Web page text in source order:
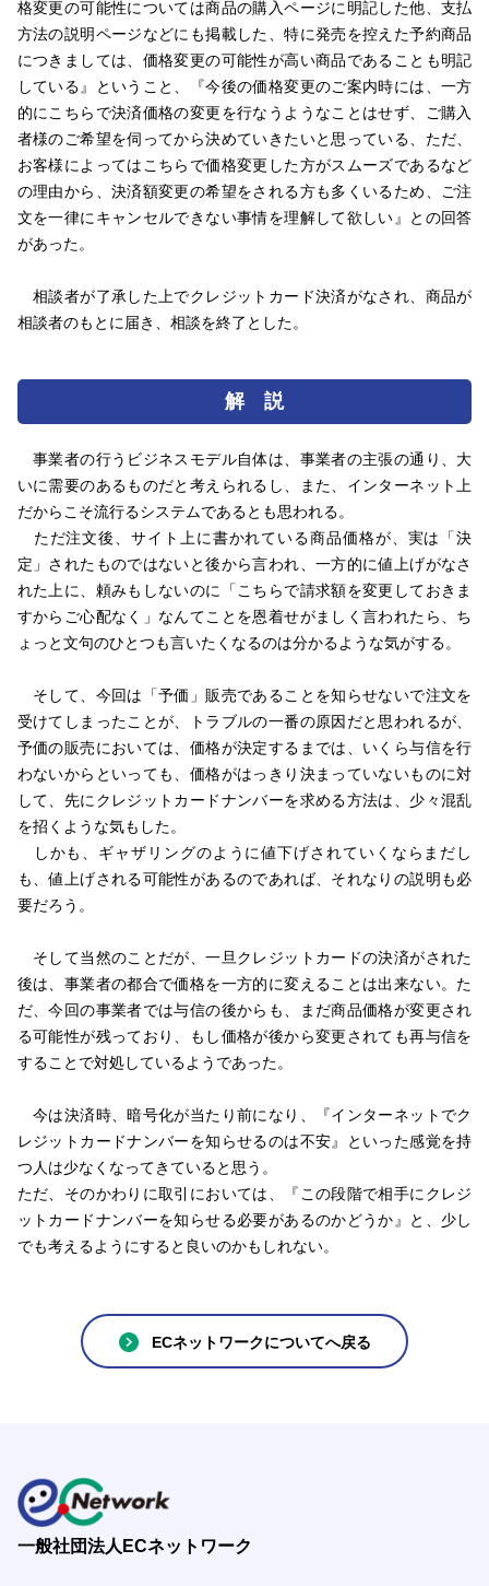
格変更の可能性については商品の購入ページに明記した他、支払
方法の説明ページなどにも掲載した、特に発売を控えた予約商品
につきましては、価格変更の可能性が高い商品であることも明記
している』ということ、『今後の価格変更のご案内時には、一方
的にこちらで決済価格の変更を行なうようなことはせず、ご購入
者様のご希望を伺ってから決めていきたいと思っている、ただ、
お客様によってはこちらで価格変更した方がスムーズであるなど
の理由から、決済額変更の希望をされる方も多くいるため、ご注
文を一律にキャンセルできない事情を理解して欲しい』との回答
があった。
相談者が了承した上でクレジットカード決済がなされ、商品が
相談者のもとに届き、相談を終了とした。
解 説
事業者の行うビジネスモデル自体は、事業者の主張の通り、大
いに需要のあるものだと考えられるし、また、インターネット上
だからこそ流行るシステムであるとも思われる。
ただ注文後、サイト上に書かれている商品価格が、実は「決
定」されたものではないと後から言われ、一方的に値上げがなさ
れた上に、頼みもしないのに「こちらで請求額を変更しておきま
すからご心配なく」なんてことを恩着せがましく言われたら、ち
ょっと文句のひとつも言いたくなるのは分かるような気がする。
そして、今回は「予価」販売であることを知らせないで注文を
受けてしまったことが、トラブルの一番の原因だと思われるが、
予価の販売においては、価格が決定するまでは、いくら与信を行
わないからといっても、価格がはっきり決まっていないものに対
して、先にクレジットカードナンバーを求める方法は、少々混乱
を招くような気もした。
しかも、ギャザリングのように値下げされていくならまだし
も、値上げされる可能性があるのであれば、それなりの説明も必
要だろう。
そして当然のことだが、一旦クレジットカードの決済がされた
後は、事業者の都合で価格を一方的に変えることは出来ない。た
だ、今回の事業者では与信の後からも、まだ商品価格が変更され
る可能性が残っており、もし価格が後から変更されても再与信を
することで対処しているようであった。
今は決済時、暗号化が当たり前になり、『インターネットでク
レジットカードナンバーを知らせるのは不安』といった感覚を持
つ人は少なくなってきていると思う。
ただ、そのかわりに取引においては、『この段階で相手にクレジ
ットカードナンバーを知らせる必要があるのかどうか』と、少し
でも考えるようにすると良いのかもしれない。
ECネットワークについてへ戻る
一般社団法人ECネットワーク